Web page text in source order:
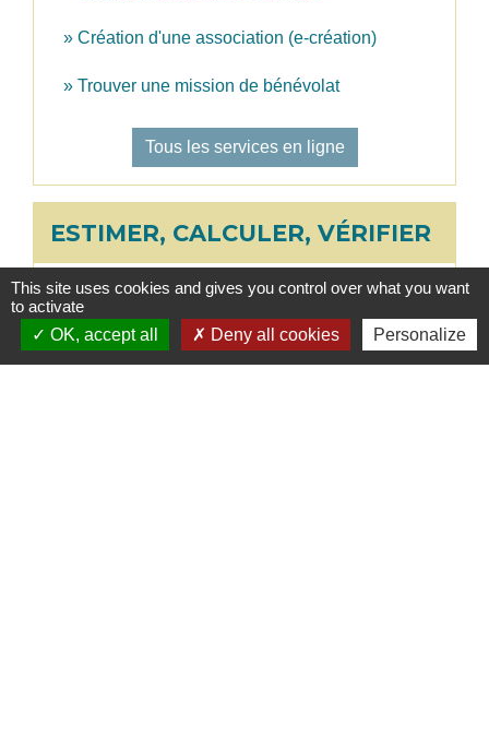
Création d'une association (e-création)
Trouver une mission de bénévolat
Tous les services en ligne
ESTIMER, CALCULER, VÉRIFIER
This site uses cookies and gives you control over what you want
to activate
OK, accept all
Deny all cookies Personalize